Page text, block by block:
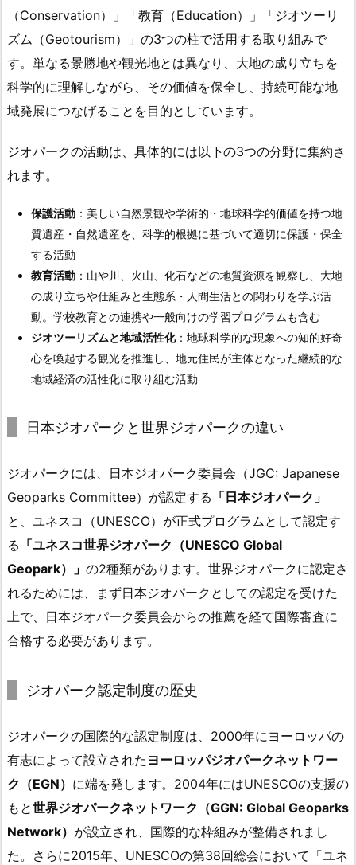
（Conservation）」「教育（Education）」「ジオツーリ
ズム（Geotourism）」の3つの柱で活用する取り組みで
す。単なる景勝地や観光地とは異なり、大地の成り立ちを
科学的に理解しながら、その価値を保全し、持続可能な地
域発展につなげることを目的としています。
ジオパークの活動は、具体的には以下の3つの分野に集約さ
れます。
保護活動 ：美しい自然景観や学術的・地球科学的価値を持つ地
質遺産・自然遺産を、科学的根拠に基づいて適切に保護・保全
する活動
教育活動 ：山や川、火山、化石などの地質資源を観察し、大地
の成り立ちや仕組みと生態系・人間生活との関わりを学ぶ活
動。学校教育との連携や一般向けの学習プログラムも含む
ジオツーリズムと地域活性化：地球科学的な現象への知的好奇
心を喚起する観光を推進し、地元住民が主体となった継続的な
地域経済の活性化に取り組む活動
日本ジオパークと世界ジオパークの違い
ジオパークには、日本ジオパーク委員会（JGC: Japanese
Geoparks Committee）が認定する 「日本ジオパーク」
と、ユネスコ（UNESCO）が正式プログラムとして認定す
る 「ユネスコ世界ジオパーク（UNESCO Global
Geopark）」 の2種類があります。世界ジオパークに認定さ
れるためには、まず日本ジオパークとしての認定を受けた
上で、日本ジオパーク委員会からの推薦を経て国際審査に
合格する必要があります。
ジオパーク認定制度の歴史
ジオパークの国際的な認定制度は、2000年にヨーロッパの
有志によって設立された ヨーロッパジオパークネットワー
ク（EGN） に端を発します。2004年にはUNESCOの支援の
もと世界ジオパークネットワーク（GGN: Global Geoparks
Network） が設立され、国際的な枠組みが整備されまし
た。さらに2015年、UNESCOの第38回総会において「ユネ